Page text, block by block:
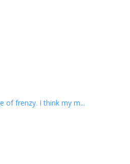
of frenzy. I think my m...